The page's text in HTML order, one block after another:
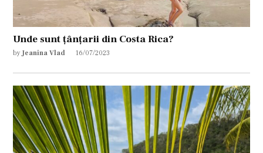
Unde sunt țânțarii din Costa Rica?
by Jeanina Vlad 16/07/2023